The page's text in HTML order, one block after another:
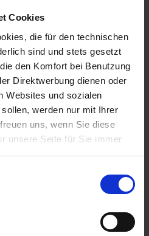
Cookies
die für den technischen
sind und stets gesetzt
den Komfort bei Benutzung
Direktwerbung dienen oder
Websites und sozialen
werden nur mit Ihrer
uns, wenn Sie diese
unsere Seite für Sie immer
und zum
mehr Sicherheit,
in Ihrem Unternehmen.
Sie:
Fachspezialisten
carlnolte aktiv-messe?